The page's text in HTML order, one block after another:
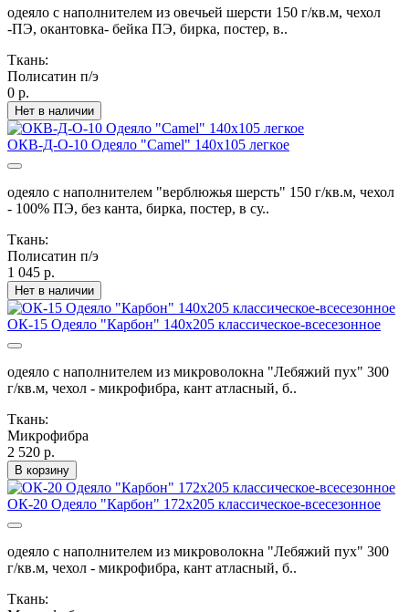
одеяло с наполнителем из овечьей шерсти 150 г/кв.м, чехол
-ПЭ, окантовка- бейка ПЭ, бирка, постер, в..
Ткань:
Полисатин п/э
0 р.
Нет в наличии
ОКВ-Д-О-10 Одеяло "Camel" 140х105 легкое
одеяло с наполнителем "верблюжья шерсть" 150 г/кв.м, чехол
- 100% ПЭ, без канта, бирка, постер, в су..
Ткань:
Полисатин п/э
1 045 р.
Нет в наличии
ОК-15 Одеяло "Карбон" 140х205 классическое-всесезонное
одеяло с наполнителем из микроволокна "Лебяжий пух" 300
г/кв.м, чехол - микрофибра, кант атласный, б..
Ткань:
Микрофибра
2 520 р.
В корзину
ОК-20 Одеяло "Карбон" 172х205 классическое-всесезонное
одеяло с наполнителем из микроволокна "Лебяжий пух" 300
г/кв.м, чехол - микрофибра, кант атласный, б..
Ткань: